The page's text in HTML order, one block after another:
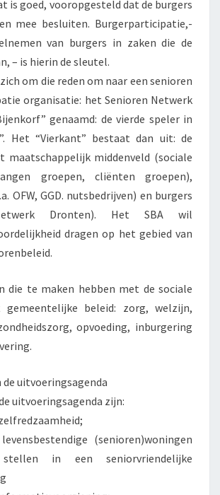
is goed, vooropgesteld dat de burgers
mee besluiten. Burgerparticipatie,-
van burgers in zaken die de
– is hierin de sleutel.
om die reden om naar een senioren
organisatie: het Senioren Netwerk
genaamd: de vierde speler in
Het “Vierkant” bestaat dan uit: de
maatschappelijk middenveld (sociale
groepen, cliënten groepen),
OFW, GGD. nutsbedrijven) en burgers
Dronten). Het SBA wil
dragen op het gebied van
die te maken hebben met de sociale
beleid: zorg, welzijn,
opvoeding, inburgering
de uitvoeringsagenda
uitvoeringsagenda zijn:
(senioren)woningen
stellen in een seniorvriendelijke